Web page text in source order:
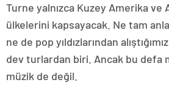
Turne yalnızca Kuzey Amerika ve
ülkelerini kapsayacak. Ne tam
ne de pop yıldızlarından
dev turlardan biri. Ancak bu defa
müzik de değil.